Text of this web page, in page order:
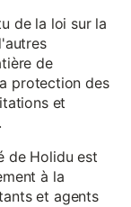
de la loi sur la
de
protection des
et
de Holidu est
à la
et agents